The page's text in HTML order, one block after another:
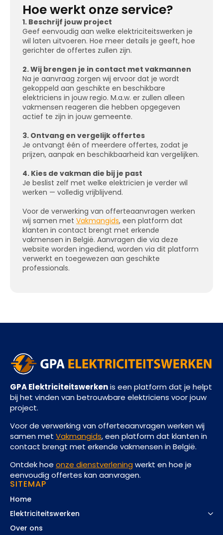
Hoe werkt onze service?
1. Beschrijf jouw project
Geef eenvoudig aan welke elektriciteitswerken je
wil laten uitvoeren. Hoe meer details je geeft, hoe
gerichter de offertes zullen zijn.
2. Wij brengen je in contact met vakmannen
Na je aanvraag zorgen wij ervoor dat je wordt
gekoppeld aan geschikte en beschikbare
elektriciens in jouw regio. M.a.w. er zullen alleen
vakmensen reageren die hebben opgegeven
actief te zijn in jouw gemeente.
3. Ontvang en vergelijk offertes
Je ontvangt één of meerdere offertes, zodat je
prijzen, aanpak en beschikbaarheid kan vergelijken.
4. Kies de vakman die bij je past
Je beslist zelf met welke elektricien je verder wil
werken — volledig vrijblijvend.
Voor de verwerking van offerteaanvragen werken
wij samen met Vakmangids, een platform dat
klanten in contact brengt met erkende
vakmensen in België. Aanvragen die via deze
website worden ingediend, worden via dit platform
verwerkt en toegewezen aan geschikte
professionals.
GPA Elektriciteitswerkenis een platform dat je helpt
bij het vinden van betrouwbare elektriciens voor jouw
project.
Voor de verwerking van offerteaanvragen werken wij
samen met Vakmangids, een platform dat klanten in
contact brengt met erkende vakmensen in België.
Ontdek hoe onze dienstverleningwerkt en hoe je
eenvoudig offertes kan aanvragen.
SITEMAP
Home
Elektriciteitswerken
Over ons